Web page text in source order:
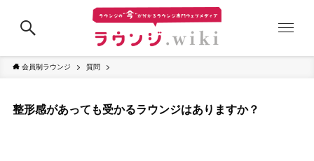
会員制ラウンジ 質問
整形感があっても受かるラウンジはありますか？